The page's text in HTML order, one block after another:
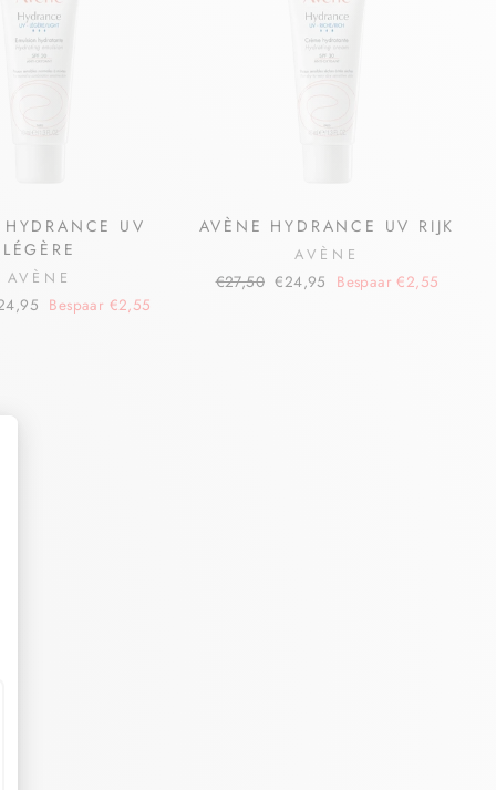
UV
LÉGÈRE
AVÈNE
Bespaar €2,55
AVÈNE HYDRANCE UV RIJK
AVÈNE
€27,50 €24,95 Bespaar €2,55